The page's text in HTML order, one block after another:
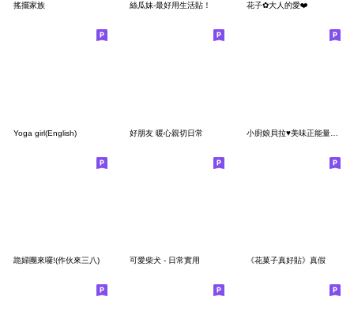
搖擺家族 絲瓜妹-最好用生活貼！ 花子✿大人的愛❤️
Yoga girl(English) 好朋友 暖心親切日常 小廚娘貝拉♥美味正能量♥問候日常用語
跪婦團來囉!(作伙來三八) 可愛柴犬 - 日常實用 《花菓子真好貼》真假